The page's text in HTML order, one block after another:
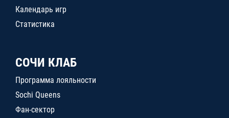
Календарь игр
Статистика
СОЧИ КЛАБ
Программа лояльности
Sochi Queens
Фан-сектор